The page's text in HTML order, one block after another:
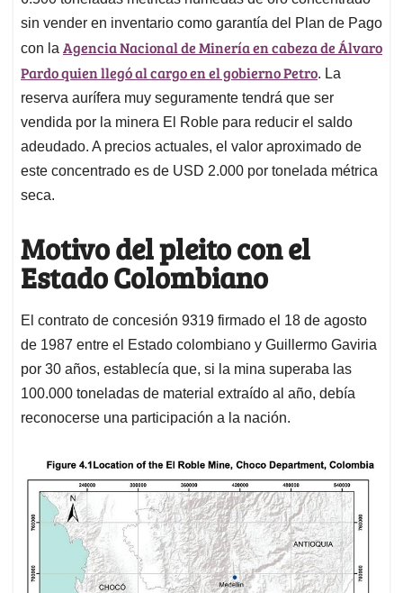
sin vender en inventario como garantía del Plan de Pago
con la Agencia Nacional de Minería en cabeza de Álvaro
Pardo quien llegó al cargo en el gobierno Petro. La
reserva aurífera muy seguramente tendrá que ser
vendida por la minera El Roble para reducir el saldo
adeudado. A precios actuales, el valor aproximado de
este concentrado es de USD 2.000 por tonelada métrica
seca.
Motivo del pleito con el
Estado Colombiano
El contrato de concesión 9319 firmado el 18 de agosto
de 1987 entre el Estado colombiano y Guillermo Gaviria
por 30 años, establecía que, si la mina superaba las
100.000 toneladas de material extraído al año, debía
reconocerse una participación a la nación.